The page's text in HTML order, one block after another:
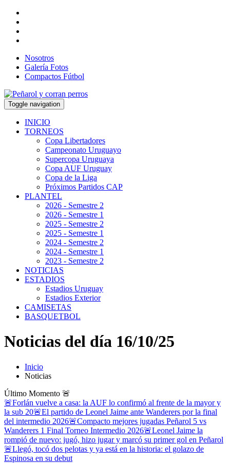
Nosotros
Galería Fotos
Compactos Fútbol
Toggle navigation
INICIO
TORNEOS
Copa Libertadores
Campeonato Uruguayo
Supercopa Uruguaya
Copa AUF Uruguay
Copa de la Liga
Próximos Partidos CAP
PLANTEL
2026 - Semestre 2
2026 - Semestre 1
2025 - Semestre 2
2025 - Semestre 1
2024 - Semestre 2
2024 - Semestre 1
2023 - Semestre 2
NOTICIAS
ESTADIOS
Estadios Uruguay
Estadios Exterior
CAMISETAS
BASQUETBOL
Noticias del día 16/10/25
Inicio
Noticias
Último Momento 🚨
🚨Forlán vuelve a casa: la AUF lo confirmó al frente de la mayor y
la sub 20🚨El partido de Leonel Jaime ante Wanderers por la final
del intermedio 2026🚨Compacto mejores jugadas Peñarol 5 vs
Wanderers 1 Final Torneo Intermedio 2026🚨Leonel Jaime la
rompió de nuevo: jugó, hizo jugar y marcó su primer gol en Peñarol
🚨Llegó, tocó dos pelotas y ya está en la historia: el golazo de
Espinosa en su debut